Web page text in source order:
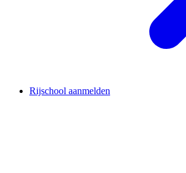
Rijschool aanmelden